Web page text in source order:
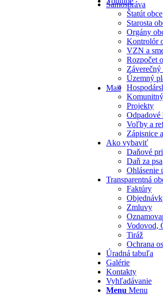
Mail
Samospráva
Štatút obce
Starosta
Orgány
Kontrolór
VZN a
Rozpočet
Záverečný
Územný
Projekty
Odpadové
Voľby a
Zápisnice
Ako vybaviť
Daňové
Daň za psa
Ohlásenie
Transparentná
Faktúry
Zmluvy
Vodovod,
Tiráž
Ochrana
Úradná tabuľa
Galérie
Kontakty
Vyhľadávanie
Menu Menu